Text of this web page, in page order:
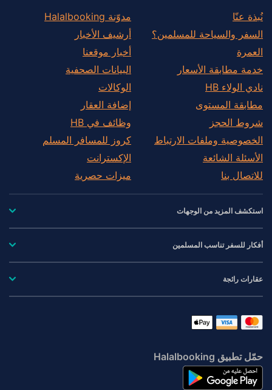
نُبذة عنّا
السفر والسياحة للمسلمين؟
العمرة
خدمة مطابقة الأسعار
نادي الولاء HB
مطابقة المستوى
شروط الحجز
الخصوصية وملفات الارتباط
الأسئلة الشائعة
للاتصال بنا
مدوّنة Halalbooking
أرشيف الأخبار
أخبار موقعنا
البيانات الصحفية
الوكالات
إضافة العقار
وظائف في HB
كروز للمسافر المسلم
الإكسترانت
ميزات حصرية
استكشف المزيد من الوجهات
أفكار للسفر تناسب المسلمين
عقارات رائجة
حمّل تطبيق Halalbooking